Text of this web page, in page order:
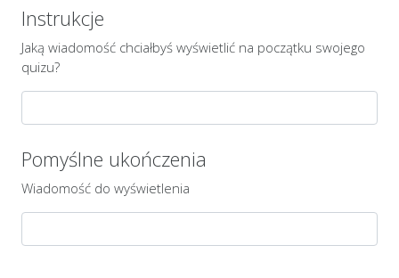
Instrukcje
Jaką wiadomość chciałbyś wyświetlić na początku swojego
quizu?
Pomyślne ukończenia
Wiadomość do wyświetlenia